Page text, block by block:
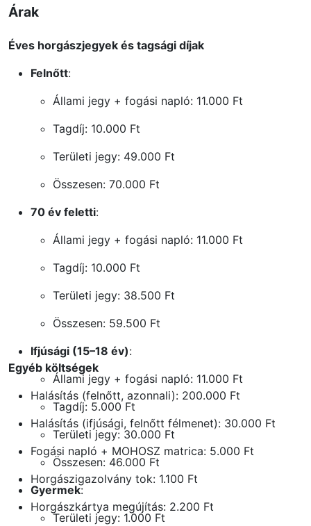
Árak
Éves horgászjegyek és tagsági díjak
Felnőtt:
Állami jegy + fogási napló: 11.000 Ft
Tagdíj: 10.000 Ft
Területi jegy: 49.000 Ft
Összesen: 70.000 Ft
70 év feletti:
Állami jegy + fogási napló: 11.000 Ft
Tagdíj: 10.000 Ft
Területi jegy: 38.500 Ft
Összesen: 59.500 Ft
Ifjúsági (15–18 év):
Állami jegy + fogási napló: 11.000 Ft
Tagdíj: 5.000 Ft
Területi jegy: 30.000 Ft
Összesen: 46.000 Ft
Gyermek:
Területi jegy: 1.000 Ft
Egyéb költségek
Halásítás (felnőtt, azonnali): 200.000 Ft
Halásítás (ifjúsági, felnőtt félmenet): 30.000 Ft
Fogási napló + MOHOSZ matrica: 5.000 Ft
Horgászigazolvány tok: 1.100 Ft
Horgászkártya megújítás: 2.200 Ft